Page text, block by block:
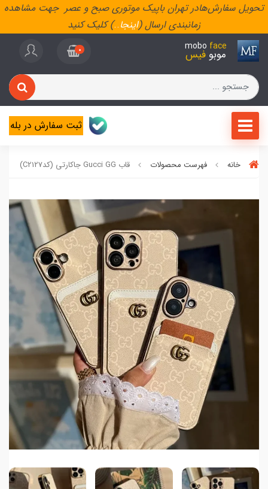
تحویل سفارش‌هادر تهران باپیک موتوری صبح و عصر جهت مشاهده
زمانبندی ارسال (اینجا..) کلیک کنید
mobo face
موبو فیس 0
ثبت سفارش در بله
خانه فهرست محصولات قاب Gucci GG جاکارتی (کدC2127)